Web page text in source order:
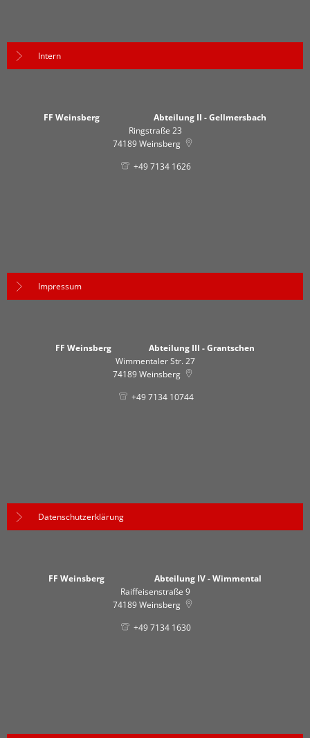
Intern
FF Weinsberg Abteilung II - Gellmersbach
Ringstraße 23
74189Weinsberg
+49 7134 1626
Impressum
FF Weinsberg Abteilung III - Grantschen
Wimmentaler Str. 27
74189Weinsberg
+49 7134 10744
Datenschutzerklärung
FF Weinsberg Abteilung IV - Wimmental
Raiffeisenstraße 9
74189Weinsberg
+49 7134 1630